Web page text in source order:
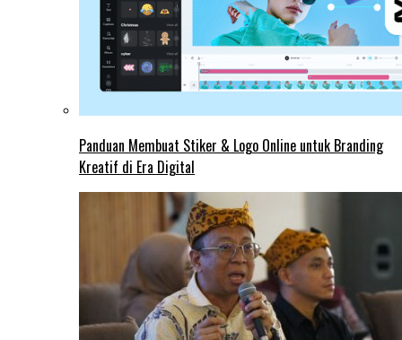
Panduan Membuat Stiker & Logo Online untuk Branding
Kreatif di Era Digital